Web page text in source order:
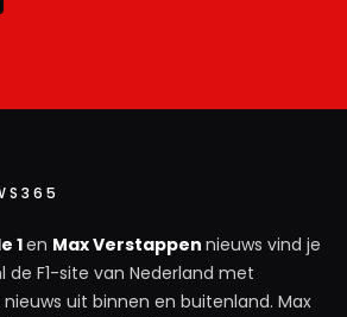
1en Max Verstappen nieuws vind je
de F1-site van Nederland met
uit binnen en buitenland. Max